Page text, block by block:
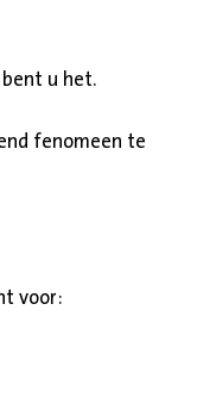
u het.
fenomeen te
voor: